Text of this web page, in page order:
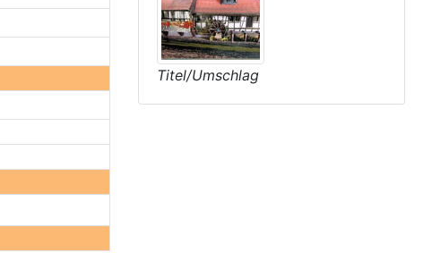
Titel/Umschlag